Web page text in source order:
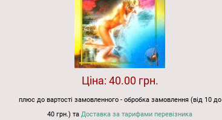
Ціна: 40.00 грн.
плюс до вартості замовленного - обробка замовлення (від 10 до
40 грн.) таДоставка за тарифами перевізника